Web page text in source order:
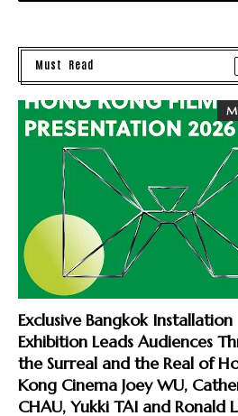
Must Read
Exclusive Bangkok Installation
Exhibition Leads Audiences
the Surreal and the Real of
Kong Cinema Joey WU,
CHAU, Yukki TAI and Ronald